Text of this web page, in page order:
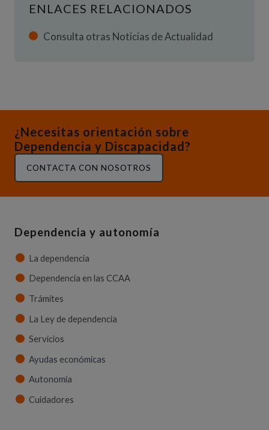
ENLACES RELACIONADOS
Consulta otras Noticias de Actualidad
¿Necesitas orientación sobre
Dependencia y Discapacidad?
CONTACTA CON NOSOTROS
Dependencia y autonomía
La dependencia
Dependencia en las CCAA
Trámites
La Ley de dependencia
Servicios
Ayudas económicas
Autonomía
Cuidadores